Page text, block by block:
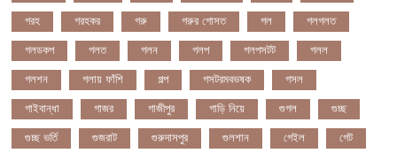
গরহ গরহকর গরু গরুর গোসত গল গলগলত
গলডকপ গলত গলন গলপ গলপসটট গলল
গলশন গলায় ফাঁশি গল্প গসটরমবভষক গসল
গাইবান্ধা গাজর গাজীপুর গাড়ি নিয়ে গুগল গুচ্ছ
গুচ্ছ ভর্তি গুজরাট গুরুদাসপুর গুলশান গেইল গেট